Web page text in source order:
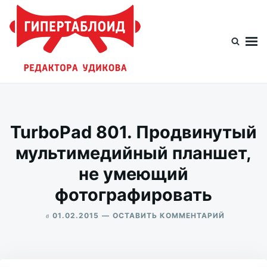
Перейти
содержимому
Искать:
TurboPad 801. Продвинутый
мультимедийный планшет,
не умеющий
фотографировать
в 01.02.2015 ОСТАВИТЬ КОММЕНТАРИЙ